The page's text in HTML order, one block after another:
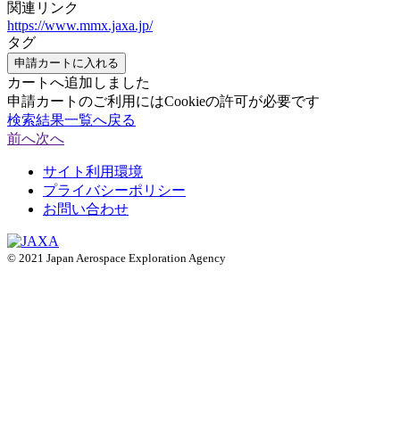
関連リンク
https://www.mmx.jaxa.jp/
タグ
申請カートに入れる
カートへ追加しました
申請カートのご利用にはCookieの許可が必要です
検索結果一覧へ戻る
前へ次へ
サイト利用環境
プライバシーポリシー
お問い合わせ
© 2021 Japan Aerospace Exploration Agency